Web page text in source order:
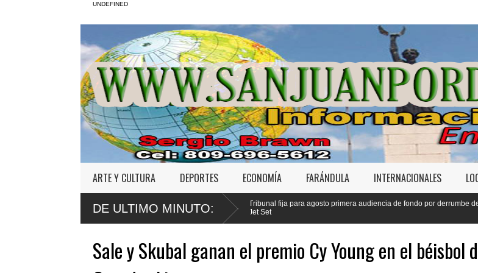
UNDEFINED
ARTE Y CULTURA DEPORTES ECONOMÍA FARÁNDULA INTERNACIONALES
DE ULTIMO MINUTO:
promulga mejoras al
Tribunal fija para agosto primera audiencia de fondo por derrumbe del
Jet Set
Yeni Berenice
Sale y Skubal ganan el premio Cy Young en el béisbol